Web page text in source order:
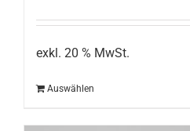
exkl. 20 % MwSt.
Auswählen